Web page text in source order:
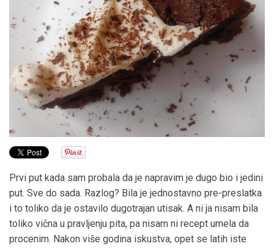
Prvi put kada sam probala da je napravim je dugo bio i jedini
put. Sve do sada. Razlog? Bila je jednostavno pre-preslatka
i to toliko da je ostavilo dugotrajan utisak. A ni ja nisam bila
toliko vična u pravljenju pita, pa nisam ni recept umela da
procenim. Nakon više godina iskustva, opet se latih iste